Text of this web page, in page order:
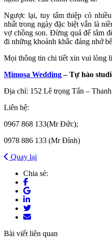
Ngược lại, tuy tấm thiệp có
nhất trong ngày đặc biệt vẫn là
vợ chồng son. Đừng quá để tâm
đi những khoảnh khắc đáng nhớ
Mọi thông tin chi tiết xin vui lòng
Mimosa Wedding– Tự hào
Địa chỉ: 152 Lê trọng Tấn –
Liên hệ:
0967 868 133(Mr Đức);
0978 886 133 (Mr Đỉnh)
Quay lại
Chia sẻ:
Bài viết liên quan